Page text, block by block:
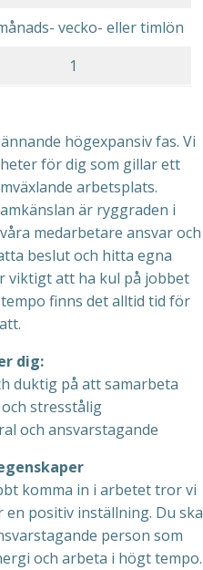
vecko- eller timlön
1
högexpansiv fas. Vi
för dig som gillar ett
arbetsplats.
är ryggraden i
medarbetare ansvar och
beslut och hitta egna
viktigt att ha kul på jobbet
finns det alltid tid för
dig:
duktig på att samarbeta
stresstålig
och ansvarstagande
komma in i arbetet tror vi
positiv inställning. Du ska
person som
och arbeta i högt tempo.